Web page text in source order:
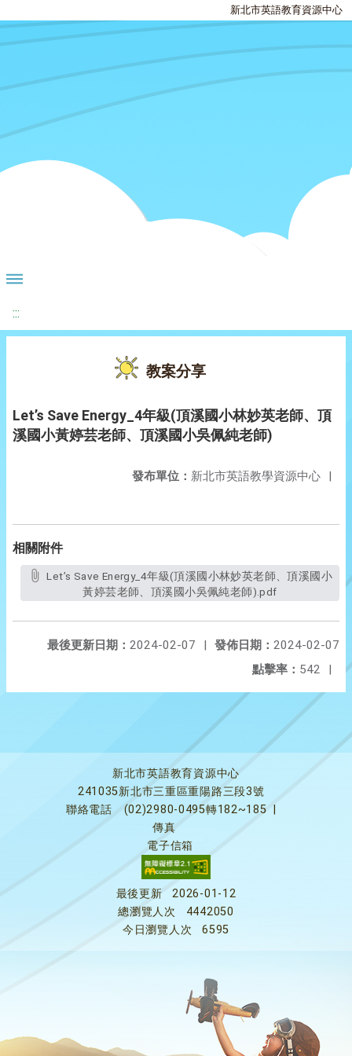
新北市英語教育資源中心
:::
教案分享
Let’s Save Energy_4年級(頂溪國小林妙英老師、頂
溪國小黃婷芸老師、頂溪國小吳佩純老師)
發布單位： 新北市英語教學資源中心 |
相關附件
Let’s Save Energy_4年級(頂溪國小林妙英老師、頂溪國小
黃婷芸老師、頂溪國小吳佩純老師).pdf
發佈日期： 2024-02-07
最後更新日期： 2024-02-07
|
點擊率： 542 |
新北市英語教育資源中心
241035新北市三重區重陽路三段3號
聯絡電話
(02)2980-0495轉182~185
傳真
電子信箱
最後更新
2026-01-12
總瀏覽人次
4442050
今日瀏覽人次
6595